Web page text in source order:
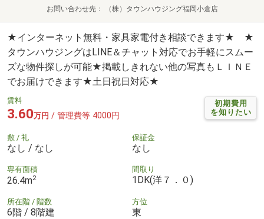
お問い合わせ先 （株）タウンハウジング福岡小倉店
★インターネット無料・家具家電付き相談できます★ ★
タウンハウジングはLINE＆チャット対応でお手軽にスムー
ズな物件探しが可能★掲載しきれない他の写真もＬＩＮＥ
でお届けできます★土日祝日対応★
初期費用
を知りたい
賃料
3.60万円 / 管理費等 4000円
敷 / 礼
なし / なし
保証金
なし
専有面積
26.4m2
間取り
1DK(洋７．０)
所在階 / 階数
6階 / 8階建
方位
東